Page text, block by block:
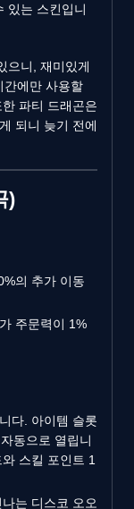
있는 스킨입니
으니, 재미있게
간에만 사용할
파티 드래곤은
되니 늦기 전에
)
의 추가 이동
주문력이 1%
다. 아이템 슬롯
동으로 열립니
스킬 포인트 1
는 디스코 오오